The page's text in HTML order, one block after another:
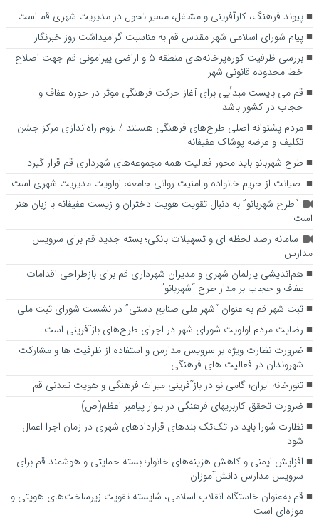
پیوند فرهنگ، کارآفرینی و مشاغل، مسیر تحول در مدیریت شهری قم است
پیام شورای اسلامی شهر مقدس قم به مناسبت گرامیداشت روز خبرنگار
بررسی ظرفیت کوره‌پزخانه‌های منطقه ۵ و اراضی پیرامونی قم جهت اصلاح
خط محدوده قانونی شهر
قم می بایست مبدأیی برای آغاز حرکت فرهنگی موثر در حوزه عفاف و
حجاب در کشور باشد
مردم پشتوانه اصلی طرح‌های فرهنگی هستند / لزوم راه‌اندازی مرکز جشن
تکلیف و عرضه پوشاک عفیفانه
طرح شهربانو باید محور فعالیت همه مجموعه‌های شهرداری قم قرار گیرد
صیانت از حریم خانواده و امنیت روانی جامعه، اولویت مدیریت شهری است
“طرح شهربانو” به دنبال تقویت هویت دختران و زیست عفیفانه با زبان هنر
است
سامانه رصد لحظه ای و تسهیلات بانکی؛ بسته جدید قم برای سرویس
مدارس
هم‌اندیشی پارلمان شهری و مدیران شهرداری قم برای بازطراحی اقدامات
عفاف و حجاب بر مدار طرح “شهربانو”
ثبت شهر قم به عنوان “شهر ملی صنایع دستی” در نشست شورای ثبت ملی
رضایت مردم اولویت شورای شهر در اجرای طرح‌های بازآفرینی است
ضرورت نظارت ویژه بر سرویس مدارس و استفاده از ظرفیت ها و مشارکت
شهروندان در فعالیت های فرهنگی
تنورخانه ایران؛ گامی نو در بازآفرینی میراث فرهنگی و هویت تمدنی قم
ضرورت تحقق کاربری­های فرهنگی در بلوار پیامبر اعظم(ص)
نظارت شورا باید در تک‌تک بندهای قراردادهای شهری در زمان اجرا اعمال
شود
افزایش ایمنی و کاهش هزینه‌های خانوار؛ بسته حمایتی و هوشمند قم برای
سرویس مدارس دانش‌آموزان
قم به‌عنوان خاستگاه انقلاب اسلامی، شایسته تقویت زیرساخت‌های هویتی و
موزه‌ای است